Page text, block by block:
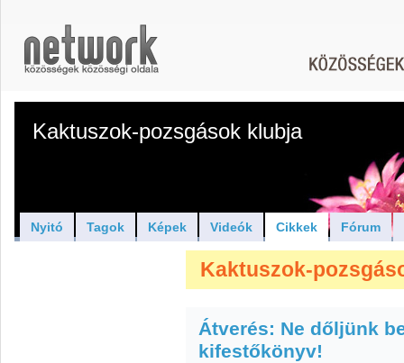
Kaktuszok-pozsgások klubja
Nyitó Tagok Képek Videók Cikkek Fórum
Kaktuszok-
Átverés: Ne dőljünk
kifestőkönyv!